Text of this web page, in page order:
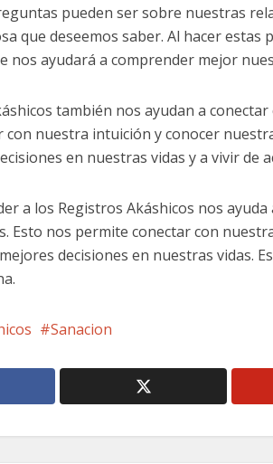
pueden ser sobre nuestras
que deseemos saber. Al hacer
nos ayudará a comprender mejor
también nos ayudan a
con nuestra intuición y conocer
en nuestras vidas y a vivir de
a los Registros Akáshicos nos
Esto nos permite conectar con
decisiones en nuestras vidas.
Sanacion